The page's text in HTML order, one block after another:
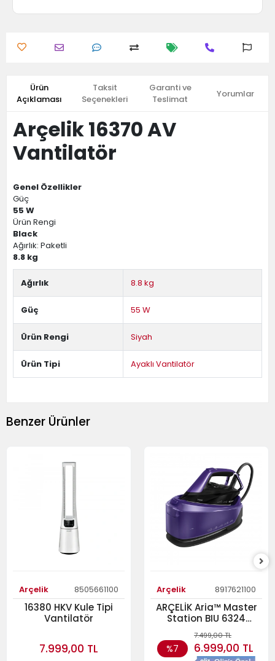
Ürün
Açıklaması
Taksit
Seçenekleri
Garanti ve
Teslimat
Yorumlar
Arçelik 16370 AV
Vantilatör
Genel Özellikler
Güç
55 W
Ürün Rengi
Black
Ağırlık: Paketli
8.8 kg
Ağırlık 8.8 kg
Güç 55 W
Ürün Rengi Siyah
Ürün Tipi Ayaklı Vantilatör
Benzer Ürünler
Arçelik 8505661100
16380 HKV Kule Tipi
Vantilatör
7.999,00 TL
Arçelik 8917621100
ARÇELİK Aria™ Master
Station BIU 6324
Kazanlı Ütü
%7
7.499,00 TL
6.999,00 TL